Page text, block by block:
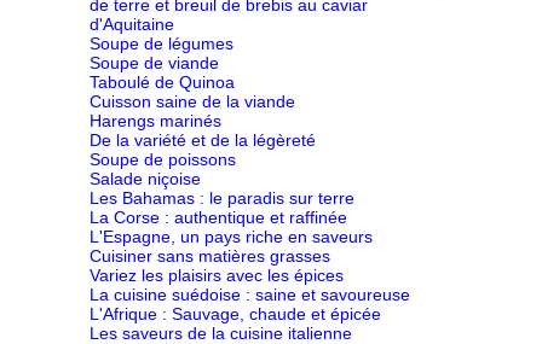
de terre et breuil de brebis au caviar
d'Aquitaine
Soupe de légumes
Soupe de viande
Taboulé de Quinoa
Cuisson saine de la viande
Harengs marinés
De la variété et de la légèreté
Soupe de poissons
Salade niçoise
Les Bahamas : le paradis sur terre
La Corse : authentique et raffinée
L'Espagne, un pays riche en saveurs
Cuisiner sans matières grasses
Variez les plaisirs avec les épices
La cuisine suédoise : saine et savoureuse
L'Afrique : Sauvage, chaude et épicée
Les saveurs de la cuisine italienne